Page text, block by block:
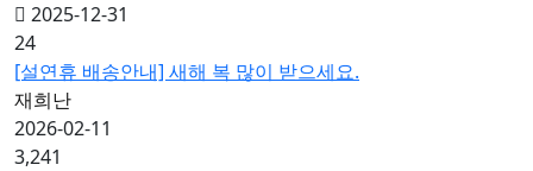
2025-12-31
24
[설연휴 배송안내] 새해 복 많이 받으세요.
재희난
2026-02-11
3,241